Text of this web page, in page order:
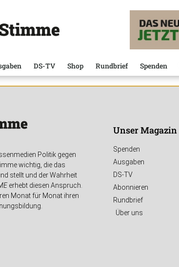
DS-TV Shop Rundbrief Spenden
Politik gegen
wichtig, die das
stellt und der Wahrheit
erhebt diesen Anspruch.
Monat für Monat ihren
Unser Magazin
Spenden
Ausgaben
DS-TV
Abonnieren
Rundbrief
Über uns